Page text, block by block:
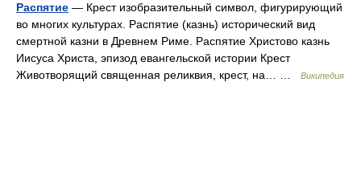
Распятие — Крест изобразительный символ, фигурирующий
во многих культурах. Распятие (казнь) исторический вид
смертной казни в Древнем Риме. Распятие Христово казнь
Иисуса Христа, эпизод евангельской истории Крест
Животворящий священная реликвия, крест, на… …
Википедия